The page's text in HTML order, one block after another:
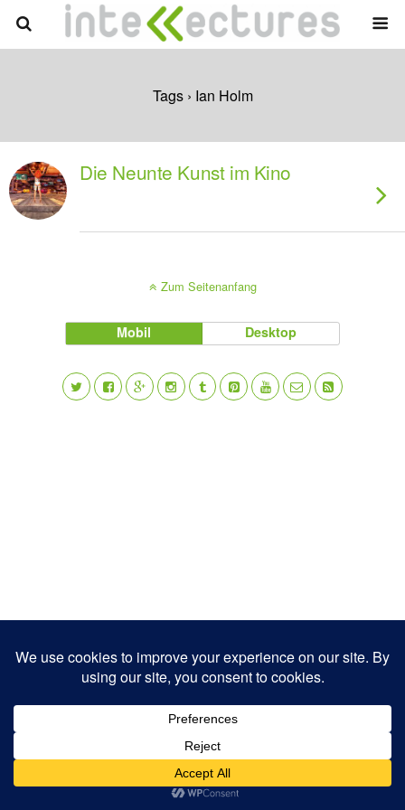
Tags › Ian Holm
Die Neunte Kunst im Kino
Zum Seitenanfang
Mobil Desktop